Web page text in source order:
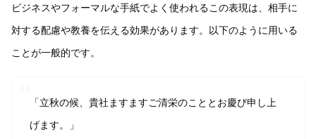
ビジネスやフォーマルな手紙でよく使われるこの表現は、相手に
対する配慮や教養を伝える効果があります。以下のように用いる
ことが一般的です。
「立秋の候、貴社ますますご清栄のこととお慶び申し上
げます。」